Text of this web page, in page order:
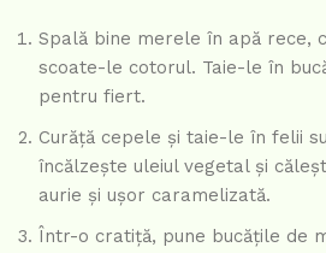
Spală bine merele în apă rece,
scoate-le cotorul. Taie-le în
pentru fiert.
Curăță cepele și taie-le în felii
încălzește uleiul vegetal și
aurie și ușor caramelizată.
Într-o cratiță, pune bucățile de